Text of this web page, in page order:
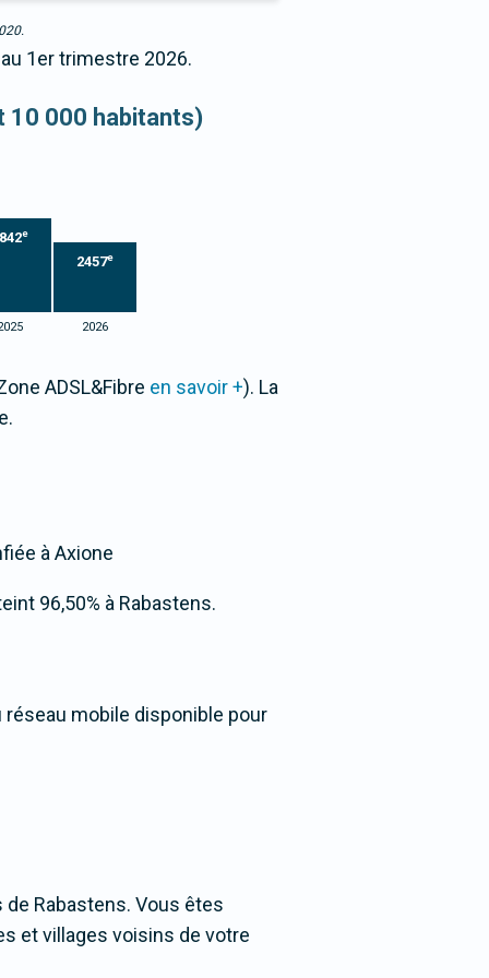
1er trimestre 2026.
10 000 habitants)
e
2457e
2026
ADSL&Fibre en savoir +). La
à Axione
96,50% à Rabastens.
mobile disponible pour
Rabastens. Vous êtes
et villages voisins de votre